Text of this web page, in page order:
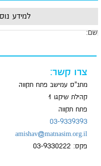
למידע
שם:
צרו קשר:
מתנ"ס עמישב פתח תקווה
קהילת שיקגו 1
פתח תקווה
03-9339393
amishav@matnasim.org.il
פקס: 03-9330222